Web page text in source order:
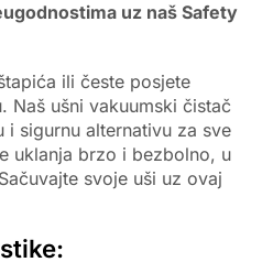
uz naš Safety
ili česte posjete
Naš ušni vakuumski čistač
i sigurnu alternativu za sve
uklanja brzo i bezbolno, u
svoje uši uz ovaj